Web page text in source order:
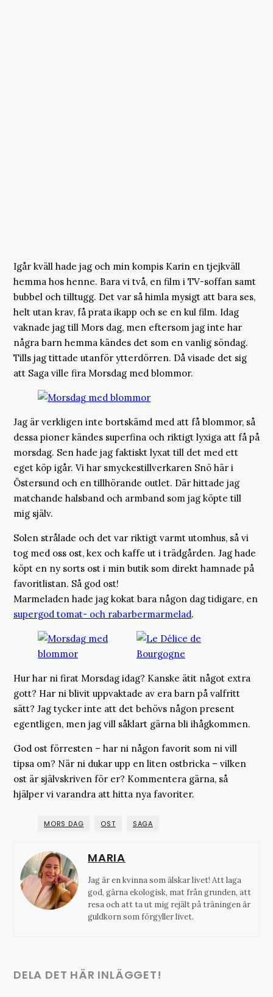
Igår kväll hade jag och min kompis Karin en tjejkväll
hemma hos henne. Bara vi två, en film i TV-soffan samt
bubbel och tilltugg. Det var så himla mysigt att bara ses,
helt utan krav, få prata ikapp och se en kul film. Idag
vaknade jag till Mors dag, men eftersom jag inte har
några barn hemma kändes det som en vanlig söndag.
Tills jag tittade utanför ytterdörren. Då visade det sig
att Saga ville fira Morsdag med blommor.
Jag är verkligen inte bortskämd med att få blommor, så
dessa pioner kändes superfina och riktigt lyxiga att få på
morsdag. Sen hade jag faktiskt lyxat till det med ett
eget köp igår. Vi har smyckestillverkaren Snö här i
Östersund och en tillhörande outlet. Där hittade jag
matchande halsband och armband som jag köpte till
mig själv.
Solen strålade och det var riktigt varmt utomhus, så vi
tog med oss ost, kex och kaffe ut i trädgården. Jag hade
köpt en ny sorts ost i min butik som direkt hamnade på
favoritlistan. Så god ost!
Marmeladen hade jag kokat bara någon dag tidigare, en
supergod tomat- och rabarbermarmelad.
Hur har ni firat Morsdag idag? Kanske ätit något extra
gott? Har ni blivit uppvaktade av era barn på valfritt
sätt? Jag tycker inte att det behövs någon present
egentligen, men jag vill såklart gärna bli ihågkommen.
God ost förresten – har ni någon favorit som ni vill
tipsa om? När ni dukar upp en liten ostbricka – vilken
ost är självskriven för er? Kommentera gärna, så
hjälper vi varandra att hitta nya favoriter.
MORS DAG OST SAGA
MARIA
Jag är en kvinna som älskar livet! Att laga
god, gärna ekologisk, mat från grunden, att
resa och att ta ut mig rejält på träningen är
guldkorn som förgyller livet.
DELA DET HÄR INLÄGGET!